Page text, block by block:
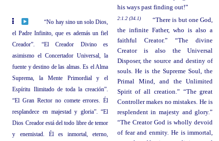
his ways past finding out!”
“No hay sino un solo Dios,
el Padre Infinito, que es además un fiel
Creador”. “El Creador Divino es
asimismo el Concertador Universal, la
fuente y destino de las almas. Es el Alma
Suprema, la Mente Primordial y el
Espíritu Ilimitado de toda la creación”.
“El Gran Rector no comete errores. Él
resplandece en majestad y gloria”. “El
Dios Creador está del todo libre de temor
y enemistad. Él es inmortal, eterno,
2:1.2 (34.1)
“There is but one God,
the infinite Father, who is also a
faithful Creator.” “The divine
Creator is also the Universal
Disposer, the source and destiny of
souls. He is the Supreme Soul, the
Primal Mind, and the Unlimited
Spirit of all creation.” “The great
Controller makes no mistakes. He is
resplendent in majesty and glory.”
“The Creator God is wholly devoid
of fear and enmity. He is immortal,